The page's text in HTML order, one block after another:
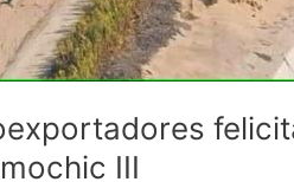
III